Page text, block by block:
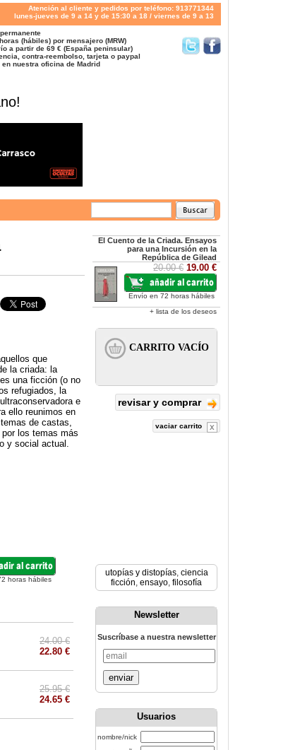
Atención al cliente y pedidos por teléfono: 913771344
lunes-jueves de 9 a 14 y de 15:30 a 18 / viernes de 9 a 13
(hábiles) por mensajero (MRW)
a partir de 69 € (España peninsular)
contra-reembolso, tarjeta o paypal
en nuestra oficina de Madrid
que
la criada: la
una ficción (o no
refugiados, la
e
ello reunimos en
de castas,
los temas más
y social actual.
horas hábiles
24.00 €
22.80 €
25.95 €
24.65 €
El Cuento de la Criada. Ensayos
para una Incursión en la
República de Gilead
20.00 € 19.00 €
Envío en 72 horas hábiles
+ lista de los deseos
revisar y comprar
vaciar carrito
utopías y distopías, ciencia
ficción, ensayo, filosofía
Newsletter
Suscríbase a nuestra newsletter
enviar
Usuarios
nombre/nick